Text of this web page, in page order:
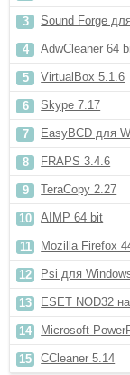
Sound Forge
AdwCleaner 64
VirtualBox 5.1.6
Skype 7.17
EasyBCD для
FRAPS 3.4.6
TeraCopy 2.27
AIMP 64 bit
Mozilla Firefox
Psi для
ESET NOD32
Microsoft
CCleaner 5.14